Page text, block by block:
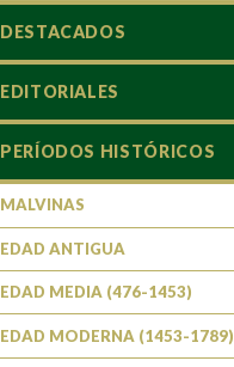
DESTACADOS
EDITORIALES
PERÍODOS HISTÓRICOS
MALVINAS
EDAD ANTIGUA
EDAD MEDIA (476-1453)
EDAD MODERNA (1453-1789)